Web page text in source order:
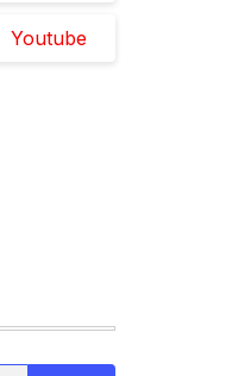
Youtube